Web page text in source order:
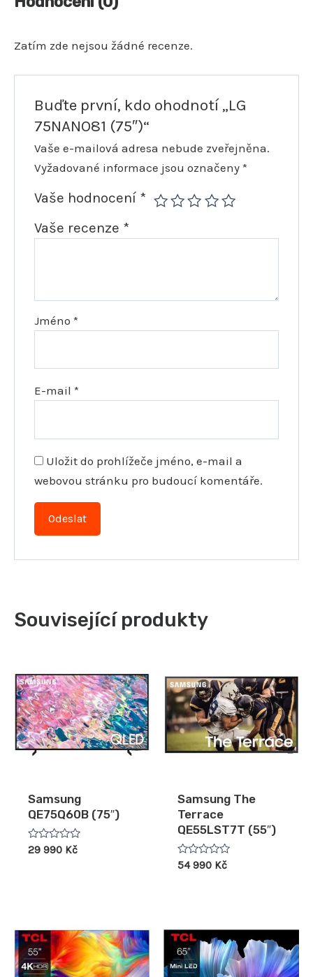
Zatím zde nejsou žádné recenze.
Buďte první, kdo ohodnotí „LG
75NANO81 (75″)“
Vaše e-mailová adresa nebude zveřejněna.
Vyžadované informace jsou označeny*
Vaše hodnocení *
Vaše recenze *
Jméno*
E-mail*
Uložit do prohlížeče jméno, e-mail a
webovou stránku pro budoucí komentáře.
Související produkty
Samsung
QE75Q60B (75″)
Hodnocení
29 990 Kč
Samsung The
Terrace
QE55LST7T (55″)
Hodnocení
54 990 Kč